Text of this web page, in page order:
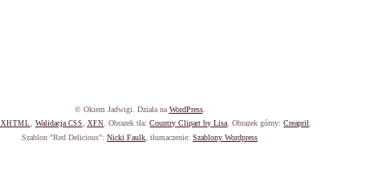
© Okiem Jadwigi. Działa na WordPress.
XHTML Walidacja CSS XFN . Obrazek tła:Country Clipart by Lisa . Obrazek górny:Creapril
Szablon "Red Delicious": Nicki Faulk , tłumaczenie: Szablony Wordpress